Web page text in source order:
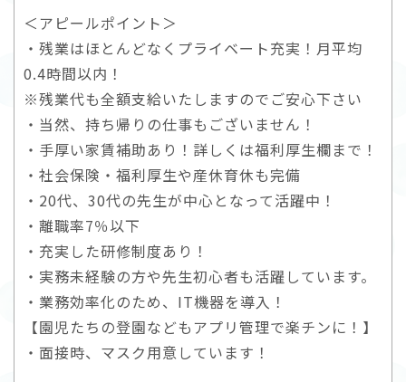
＜アピールポイント＞
・残業はほとんどなくプライベート充実！月平均
0.4時間以内！
※残業代も全額支給いたしますのでご安心下さい
・当然、持ち帰りの仕事もございません！
・手厚い家賃補助あり！詳しくは福利厚生欄まで！
・社会保険・福利厚生や産休育休も完備
・20代、30代の先生が中心となって活躍中！
・離職率7％以下
・充実した研修制度あり！
・実務未経験の方や先生初心者も活躍しています。
・業務効率化のため、IT機器を導入！
【園児たちの登園などもアプリ管理で楽チンに！】
・面接時、マスク用意しています！